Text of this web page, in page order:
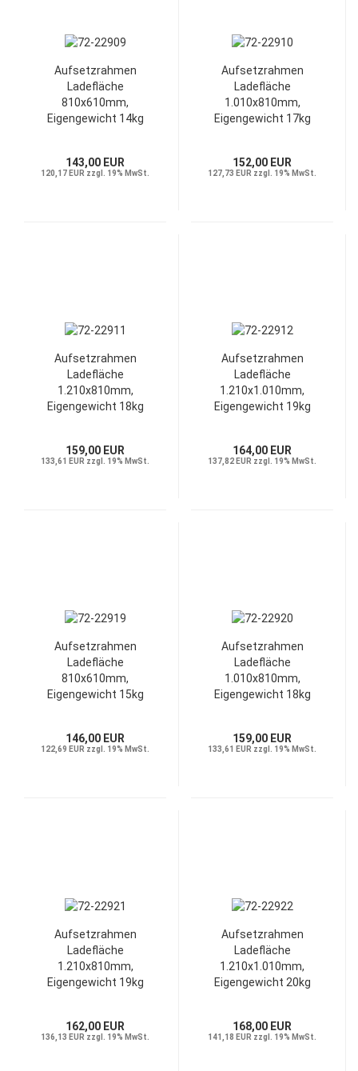
Aufsetzrahmen
Ladefläche
810x610mm,
Eigengewicht 14kg
143,00 EUR
120,17 EUR zzgl. 19% MwSt.
Aufsetzrahmen
Ladefläche
1.010x810mm,
Eigengewicht 17kg
152,00 EUR
127,73 EUR zzgl. 19% MwSt.
Aufsetzrahmen
Ladefläche
1.210x810mm,
Eigengewicht 18kg
159,00 EUR
133,61 EUR zzgl. 19% MwSt.
Aufsetzrahmen
Ladefläche
1.210x1.010mm,
Eigengewicht 19kg
164,00 EUR
137,82 EUR zzgl. 19% MwSt.
Aufsetzrahmen
Ladefläche
810x610mm,
Eigengewicht 15kg
146,00 EUR
122,69 EUR zzgl. 19% MwSt.
Aufsetzrahmen
Ladefläche
1.010x810mm,
Eigengewicht 18kg
159,00 EUR
133,61 EUR zzgl. 19% MwSt.
Aufsetzrahmen
Ladefläche
1.210x810mm,
Eigengewicht 19kg
162,00 EUR
136,13 EUR zzgl. 19% MwSt.
Aufsetzrahmen
Ladefläche
1.210x1.010mm,
Eigengewicht 20kg
168,00 EUR
141,18 EUR zzgl. 19% MwSt.